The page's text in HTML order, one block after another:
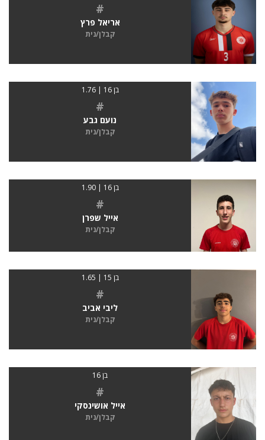
#
אריאל פרץ
קבלן/נית
בן 16 | 1.76
#
נועם גבע
קבלן/נית
בן 16 | 1.90
#
אייל שפרן
קבלן/נית
בן 15 | 1.65
#
ליבי אביב
קבלן/נית
בן 16
#
אייל אושינסקי
קבלן/נית